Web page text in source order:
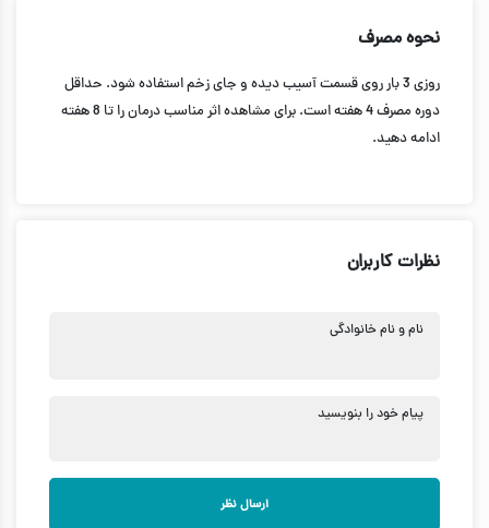
نحوه مصرف
روزی 3 بار روی قسمت آسیب دیده و جای زخم استفاده شود. حداقل
دوره مصرف 4 هفته است. برای مشاهده اثر مناسب درمان را تا 8 هفته
ادامه دهید.
نظرات کاربران
نام و نام خانوادگی
پیام خود را بنویسید
ارسال نظر